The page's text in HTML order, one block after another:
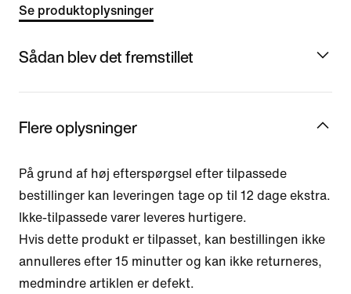
Se produktoplysninger
Sådan blev det fremstillet
Flere oplysninger
På grund af høj efterspørgsel efter tilpassede
bestillinger kan leveringen tage op til 12 dage ekstra.
Ikke-tilpassede varer leveres hurtigere.
Hvis dette produkt er tilpasset, kan bestillingen ikke
annulleres efter 15 minutter og kan ikke returneres,
medmindre artiklen er defekt.